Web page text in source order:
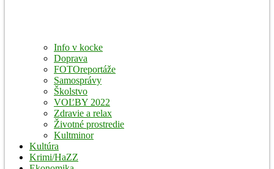
Info v kocke
Doprava
FOTOreportáže
Samosprávy
Školstvo
VOĽBY 2022
Zdravie a relax
Životné prostredie
Kultminor
Kultúra
Krimi/HaZZ